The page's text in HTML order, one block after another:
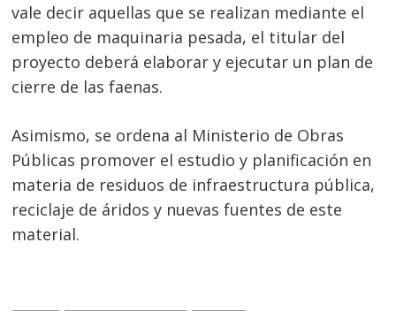
vale decir aquellas que se realizan mediante el
empleo de maquinaria pesada, el titular del
proyecto deberá elaborar y ejecutar un plan de
cierre de las faenas.
Asimismo, se ordena al Ministerio de Obras
Públicas promover el estudio y planificación en
materia de residuos de infraestructura pública,
reciclaje de áridos y nuevas fuentes de este
material.